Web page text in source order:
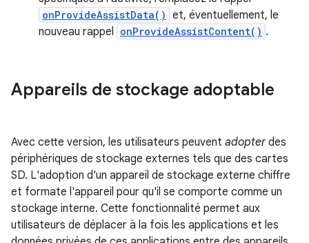
onProvideAssistData() et, éventuellement, le
nouveau rappel onProvideAssistContent() .
Appareils de stockage adoptable
Avec cette version, les utilisateurs peuvent adopterdes
périphériques de stockage externes tels que des cartes
SD. L'adoption d'un appareil de stockage externe chiffre
et formate l'appareil pour qu'il se comporte comme un
stockage interne. Cette fonctionnalité permet aux
utilisateurs de déplacer à la fois les applications et les